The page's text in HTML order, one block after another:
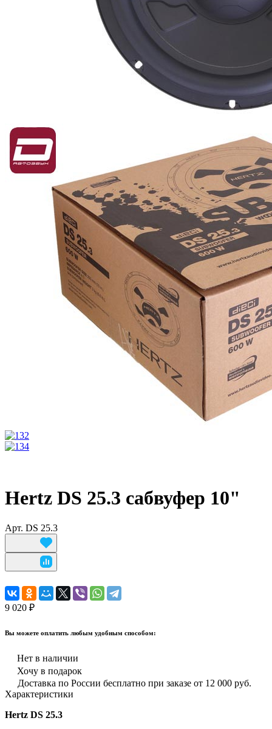
Hertz DS 25.3 сабвуфер 10"
Арт. DS 25.3
9 020 ₽
Вы можете оплатить любым удобным способом:
Нет в наличии
Хочу в подарок
Доставка по России бесплатно при заказе от 12 000 руб.
Характеристики
Hertz DS 25.3